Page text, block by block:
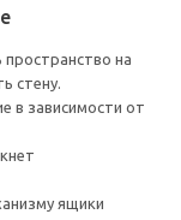
на
стену.
в зависимости от
ящики